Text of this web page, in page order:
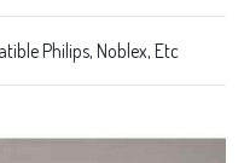
Philips, Noblex, Etc